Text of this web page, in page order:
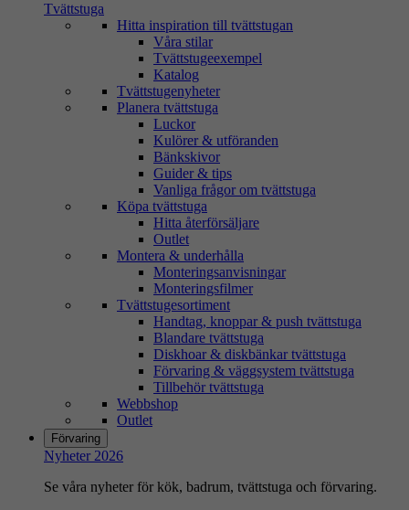
Tvättstuga
Hitta inspiration till tvättstugan
Våra stilar
Tvättstugeexempel
Katalog
Tvättstugenyheter
Planera tvättstuga
Luckor
Kulörer & utföranden
Bänkskivor
Guider & tips
Vanliga frågor om tvättstuga
Köpa tvättstuga
Hitta återförsäljare
Outlet
Montera & underhålla
Monteringsanvisningar
Monteringsfilmer
Tvättstugesortiment
Handtag, knoppar & push tvättstuga
Blandare tvättstuga
Diskhoar & diskbänkar tvättstuga
Förvaring & väggsystem tvättstuga
Tillbehör tvättstuga
Webbshop
Outlet
Förvaring
Nyheter 2026
Se våra nyheter för kök, badrum, tvättstuga och förvaring.